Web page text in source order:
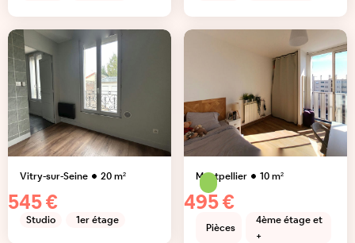
Vitry-sur-Seine 20m²
545 €
Studio 1er étage
Montpellier 10m²
495 €
Pièces
4ème étage et
+